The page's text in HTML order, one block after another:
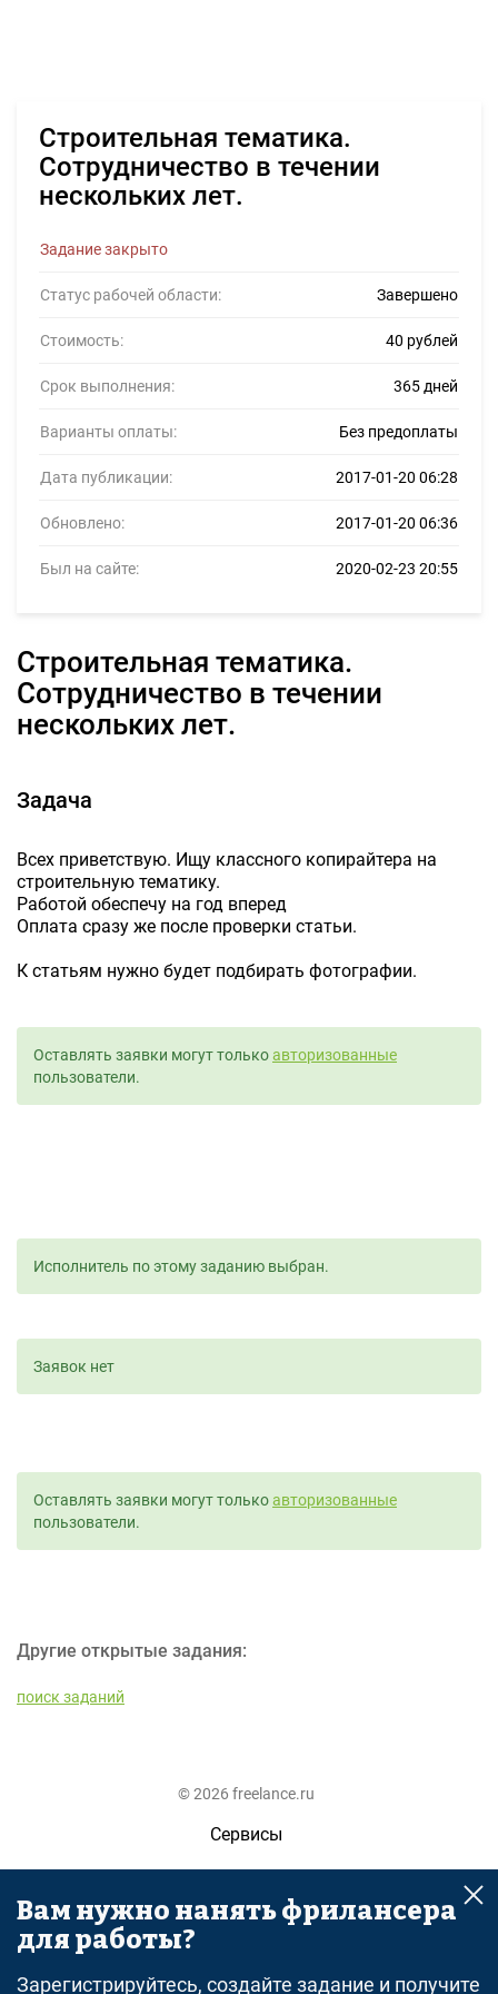
Строительная тематика.
Сотрудничество в течении
нескольких лет.
Задание закрыто
Статус рабочей области: Завершено
Стоимость: 40 рублей
Срок выполнения: 365 дней
Варианты оплаты: Без предоплаты
Дата публикации: 2017-01-20 06:28
Обновлено: 2017-01-20 06:36
Был на сайте: 2020-02-23 20:55
Строительная тематика.
Сотрудничество в течении
нескольких лет.
Задача
Всех приветствую. Ищу классного копирайтера на
строительную тематику.
Работой обеспечу на год вперед
Оплата сразу же после проверки статьи.
К статьям нужно будет подбирать фотографии.
Оставлять заявки могут толькоавторизованные
пользователи.
Исполнитель по этому заданию выбран.
Заявок нет
Оставлять заявки могут толькоавторизованные
пользователи.
Другие открытые задания:
поиск заданий
© 2026 freelance.ru
Сервисы
Помощь
Поиск
Вам нужно нанять фрилансера
для работы?
Зарегистрируйтесь, создайте задание и получите